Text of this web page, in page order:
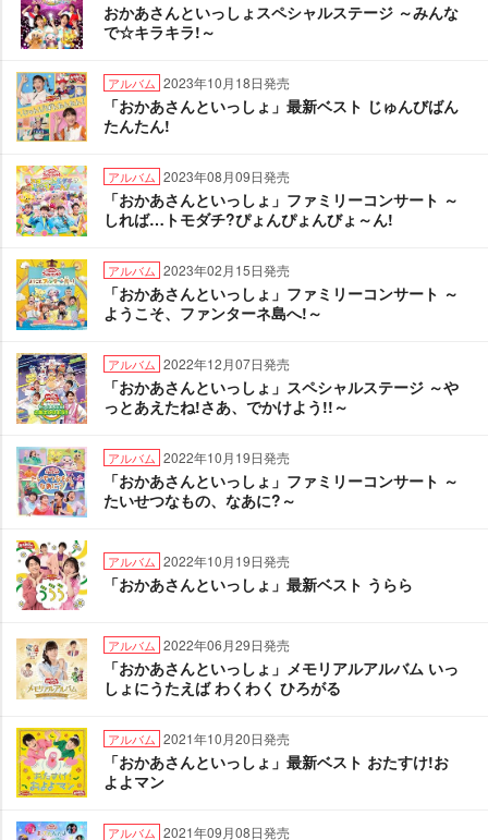
おかあさんといっしょスペシャルステージ ～みんな
で☆キラキラ!～
アルバム 2023年10月18日発売
「おかあさんといっしょ」最新ベスト じゅんびばん
たんたん!
アルバム 2023年08月09日発売
「おかあさんといっしょ」ファミリーコンサート ～
しれば…トモダチ?ぴょんぴょんびょ～ん!
アルバム 2023年02月15日発売
「おかあさんといっしょ」ファミリーコンサート ～
ようこそ、ファンターネ島へ!～
アルバム 2022年12月07日発売
「おかあさんといっしょ」スペシャルステージ ～
っとあえたね!さあ、でかけよう!!～
アルバム 2022年10月19日発売
「おかあさんといっしょ」ファミリーコンサート ～
たいせつなもの、なあに?～
アルバム 2022年10月19日発売
「おかあさんといっしょ」最新ベスト うらら
アルバム 2022年06月29日発売
「おかあさんといっしょ」メモリアルアルバム いっ
しょにうたえば わくわく ひろがる
アルバム 2021年10月20日発売
「おかあさんといっしょ」最新ベスト おたすけ!お
よよマン
アルバム 2021年09月08日発売